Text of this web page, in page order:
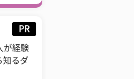
PR
が経験
知るダ